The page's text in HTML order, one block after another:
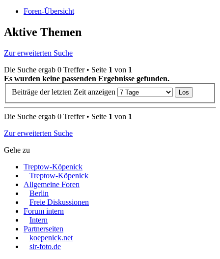
Foren-Übersicht
Aktive Themen
Zur erweiterten Suche
Die Suche ergab 0 Treffer • Seite 1 von 1
Es wurden keine passenden Ergebnisse gefunden.
Beiträge der letzten Zeit anzeigen
Die Suche ergab 0 Treffer • Seite 1 von 1
Zur erweiterten Suche
Gehe zu
Treptow-Köpenick
Treptow-Köpenick
Allgemeine Foren
Berlin
Freie Diskussionen
Forum intern
Intern
Partnerseiten
koepenick.net
slr-foto.de